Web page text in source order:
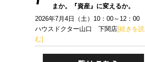
まか。『資産』に変えるか。
2026年7月4日（土）10：00～12：00
ハウスドクター山口 下関店[続きを読
む]